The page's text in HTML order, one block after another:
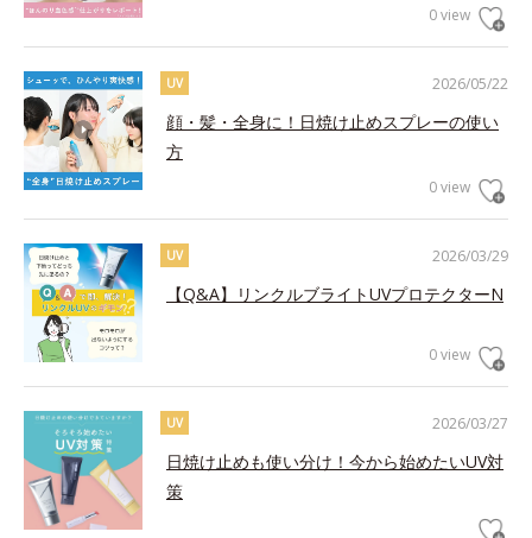
0 view
2026/05/22
UV
顔・髪・全身に！日焼け止めスプレーの使い
方
0 view
2026/03/29
UV
【Q&A】リンクルブライトUVプロテクターN
0 view
2026/03/27
UV
日焼け止めも使い分け！今から始めたいUV対
策